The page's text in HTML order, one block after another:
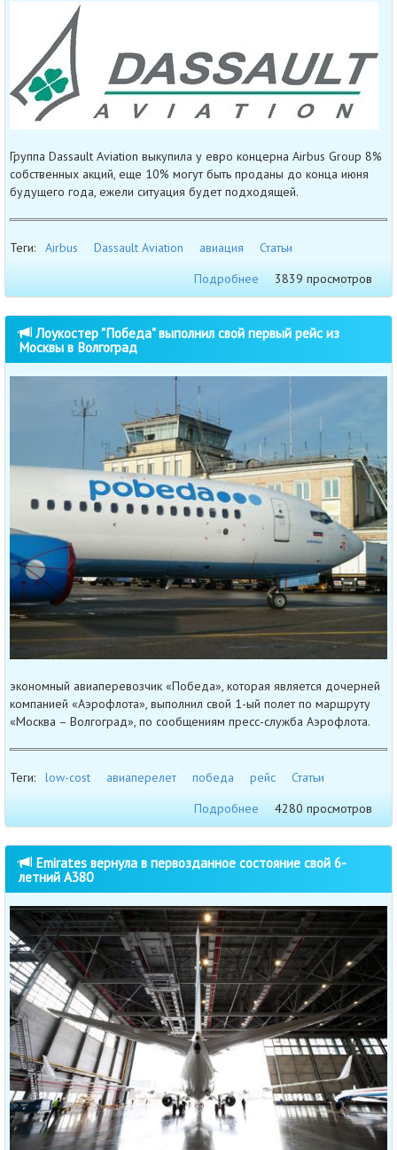
Группа Dassault Aviation выкупила у евро концерна Airbus Group 8%
собственных акций, еще 10% могут быть проданы до конца июня
будущего года, ежели ситуация будет подходящей.
Теги: Airbus Dassault Aviation авиация
Статьи
Подробнее
3839 просмотров
Лоукостер "Победа" выполнил свой первый рейс из
Москвы в Волгоград
экономный авиаперевозчик «Победа», которая является дочерней
компанией «Аэрофлота», выполнил свой 1-ый полет по маршруту
«Москва – Волгоград», по сообщениям пресс-служба Аэрофлота.
Теги: low-cost авиаперелет победа рейс
Статьи
Подробнее
4280 просмотров
Emirates вернула в первозданное состояние свой 6-
летний A380